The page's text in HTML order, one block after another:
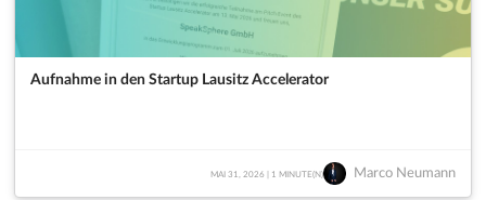
Aufnahme in den Startup Lausitz Accelerator
Marco Neumann
MAI 31, 2026 | 1 MINUTE(N)